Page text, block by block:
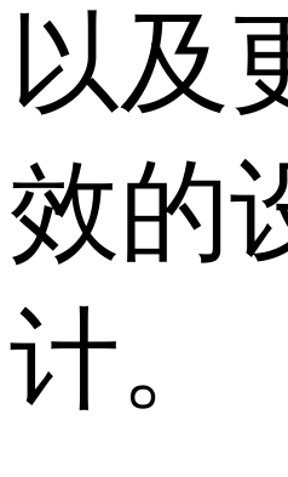
以及
效的
计。